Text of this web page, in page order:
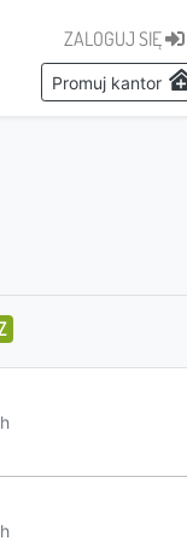
ZALOGUJ SIĘ
Promuj kantor